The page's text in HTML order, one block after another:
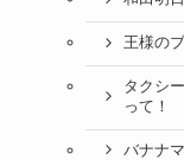
王様の
タクシ
って！
バナナ